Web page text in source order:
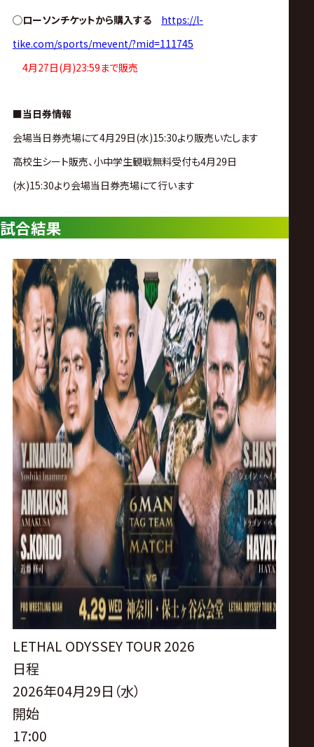
ア
公
サ
イ
ト
◯ローソンチケットから購入する
https://l-
tike.com/sports/mevent/?mid=111745
4月27日(月)23:59まで販売
■当日券情報
会場当日券売場にて4月29日(水)15:30より販売いたします
高校生シート販売、小中学生観戦無料受付も4月29日
(水)15:30より会場当日券売場にて行います
試合結果
LETHAL ODYSSEY TOUR 2026
日程
2026年04月29日（水）
開始
17:00